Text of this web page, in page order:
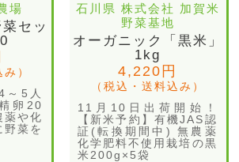
場
セッ
）
～5人
卵20
や化
野菜を
石川県 株式会社 加賀米
野菜基地
オーガニック「黒米」
1kg
4,220円
（税込・送料込み）
11月10日出荷開始！
【新米予約】有機JAS認
証(転換期間中) 無農薬
化学肥料不使用栽培の黒
米200g×5袋